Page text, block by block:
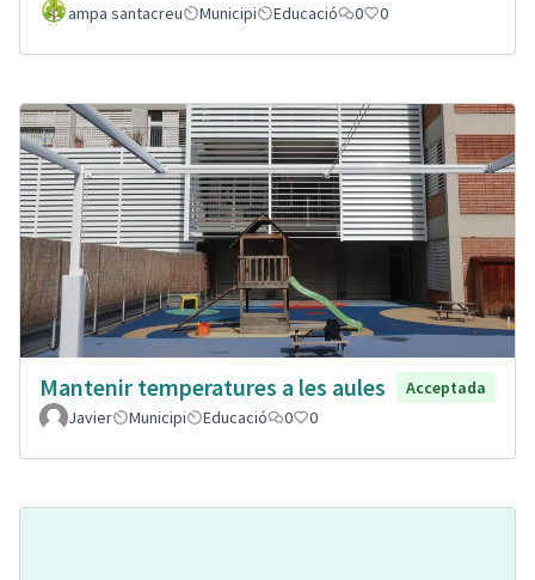
ampa santacreu Municipi Educació 0 0
Mantenir temperatures a les aules
Acceptada
Javier
Municipi Educació 0 0